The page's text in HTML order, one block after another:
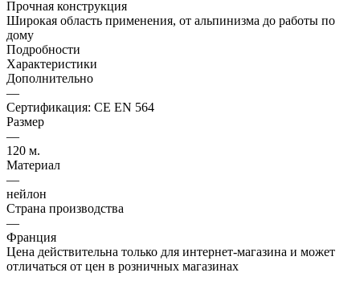
Прочная конструкция
Широкая область применения, от альпинизма до работы по
дому
Подробности
Характеристики
Дополнительно
—
Сертификация: CE EN 564
Размер
—
120 м.
Материал
—
нейлон
Страна производства
—
Франция
Цена действительна только для интернет-магазина и может
отличаться от цен в розничных магазинах